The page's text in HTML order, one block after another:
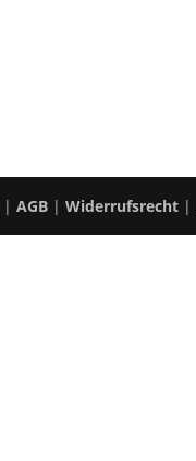
|AGB |Widerrufsrecht |